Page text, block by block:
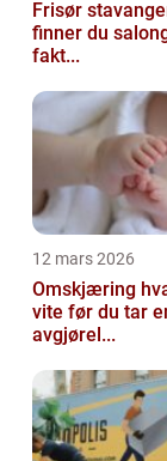
Frisør stavanger
finner du
fakt...
12 mars 2026
Omskjæring hva du bør
vite før du tar
avgjørel...